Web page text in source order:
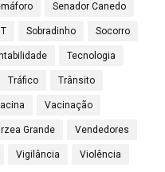
Senador Canedo
Sobradinho Socorro
Tecnologia
Tráfico Trânsito
Vacinação
Grande Vendedores
Vigilância Violência